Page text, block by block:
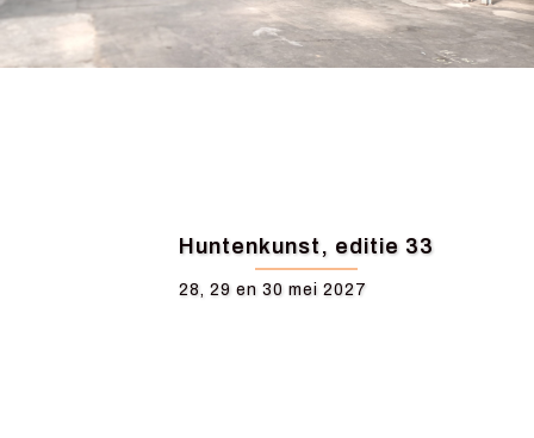
Huntenkunst, editie 33
28, 29 en 30 mei 2027